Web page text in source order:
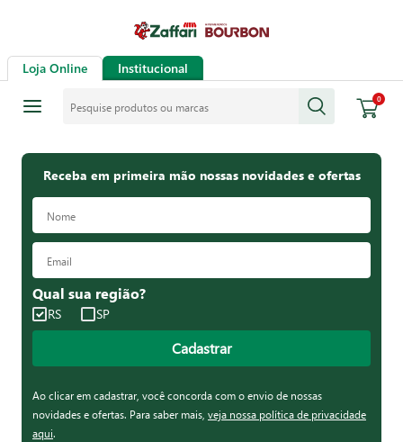
Loja Online Institucional
0
Receba em primeira mão nossas novidades e ofertas
Qual sua região?
RS SP
Cadastrar
Ao clicar em cadastrar, você concorda com o envio de nossas
novidades e ofertas. Para saber mais, veja nossa política de privacidade
aqui.